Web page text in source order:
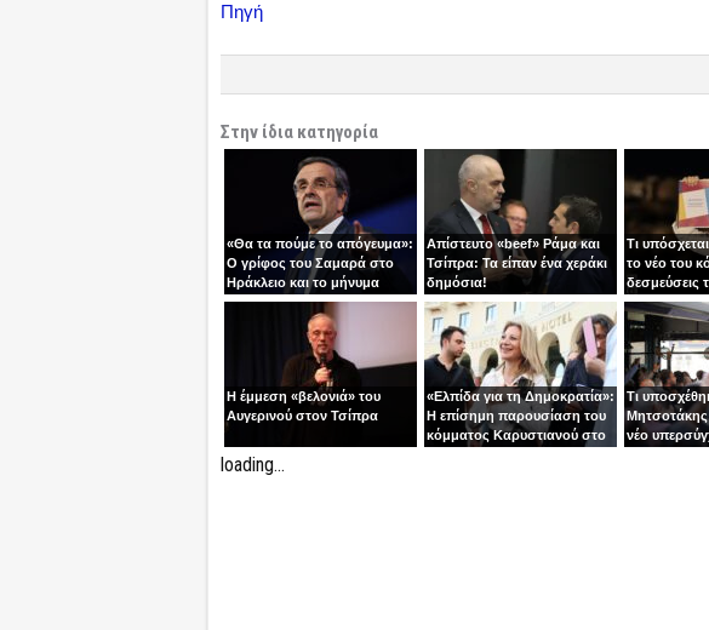
Πηγή
Στην ίδια κατηγορία
«Θα τα πούμε το απόγευμα»:
Ο γρίφος του Σαμαρά στο
Ηράκλειο και το μήνυμα
ανατροπής
Απίστευτο «beef» Ράμα και
Τσίπρα: Τα είπαν ένα χεράκι
δημόσια!
Τι
το νέο του
δεσμεύσεις
Η έμμεση «βελονιά» του
Αυγερινού στον Τσίπρα
«Ελπίδα για τη Δημοκρατία»:
Η επίσημη παρουσίαση του
κόμματος Καρυστιανού στο
Τι
νέο
loading...